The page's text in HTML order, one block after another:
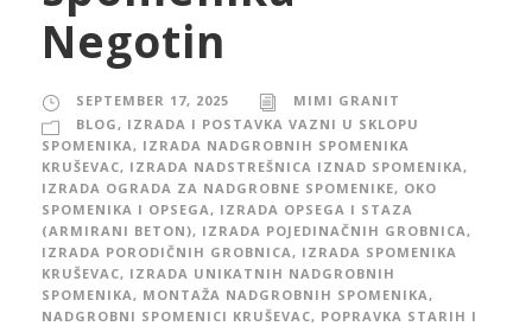
Negotin
SEPTEMBER 17, 2025
MIMI GRANIT
BLOG , IZRADA I POSTAVKA VAZNI U SKLOPU
SPOMENIKA , IZRADA NADGROBNIH SPOMENIKA
KRUŠEVAC, IZRADA NADSTREŠNICA IZNAD SPOMENIKA ,
IZRADA OGRADA ZA NADGROBNE SPOMENIKE, OKO
SPOMENIKA I OPSEGA , IZRADA OPSEGA I STAZA
(ARMIRANI BETON), IZRADA POJEDINAČNIH GROBNICA ,
IZRADA PORODIČNIH GROBNICA , IZRADA SPOMENIKA
KRUŠEVAC, IZRADA UNIKATNIH NADGROBNIH
SPOMENIKA , MONTAŽA NADGROBNIH SPOMENIKA ,
NADGROBNI SPOMENICI KRUŠEVAC, POPRAVKA STARIH I